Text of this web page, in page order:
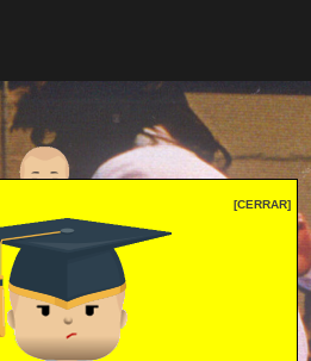
[CERRAR]
el
internet